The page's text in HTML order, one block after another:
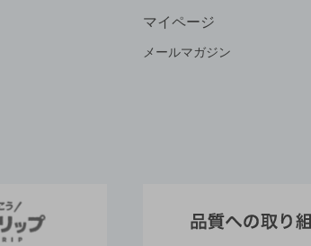
マイページ
メールマガジン